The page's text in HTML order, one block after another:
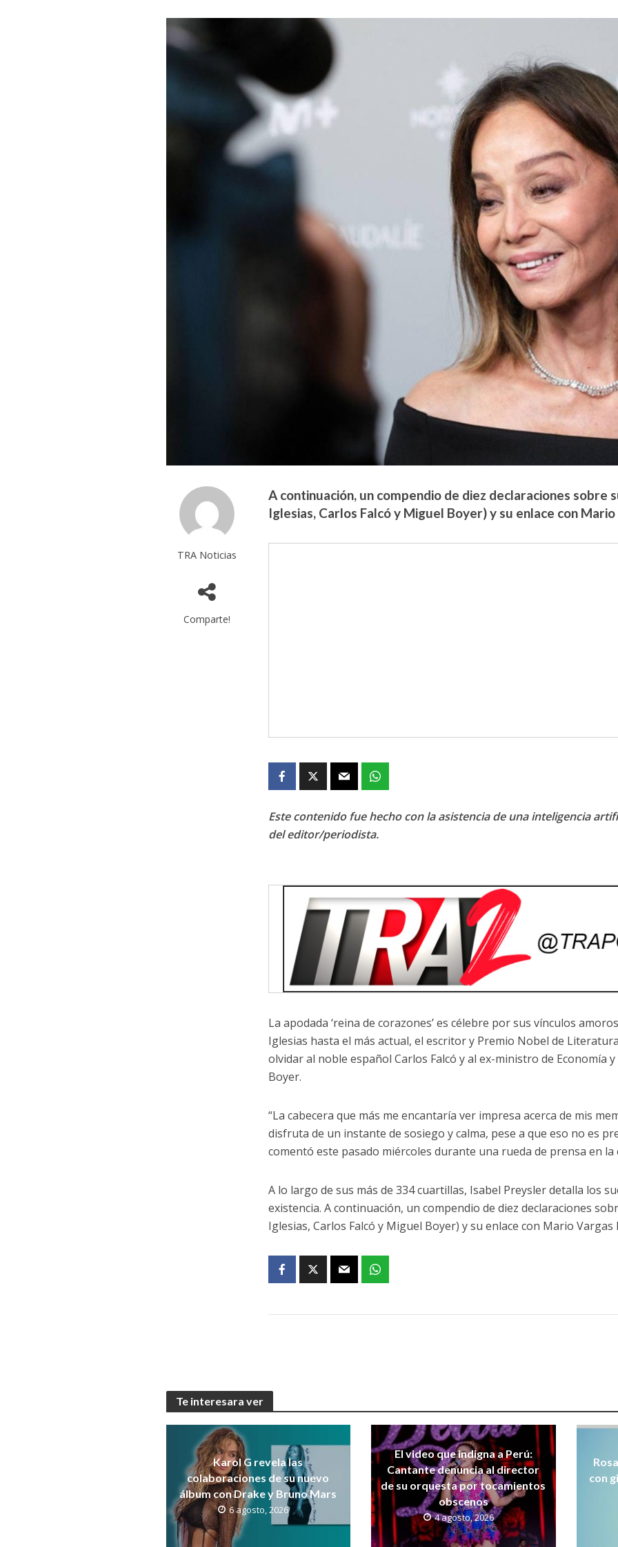
TRA Noticias
Comparte!
A continuación, un compendio de diez declaraciones sobre
Iglesias, Carlos Falcó y Miguel Boyer) y su enlace con
Este contenido fue hecho con la asistencia de una inteligencia
del editor/periodista.
La apodada ‘reina de corazones’ es célebre por sus vínculos
Iglesias hasta el más actual, el escritor y Premio Nobel de
olvidar al noble español Carlos Falcó y al ex-ministro de Economía
Boyer.
“La cabecera que más me encantaría ver impresa acerca de mis
disfruta de un instante de sosiego y calma, pese a que eso no es
comentó este pasado miércoles durante una rueda de prensa en la
A lo largo de sus más de 334 cuartillas, Isabel Preysler detalla los
existencia. A continuación, un compendio de diez declaraciones
Iglesias, Carlos Falcó y Miguel Boyer) y su enlace con Mario Vargas
Te interesara ver
Karol G revela las
colaboraciones de su nuevo
álbum con Drake y Bruno Mars
6 agosto, 2026
El video que indigna a Perú:
Cantante denuncia al director
de su orquesta por tocamientos
obscenos
4 agosto, 2026
con